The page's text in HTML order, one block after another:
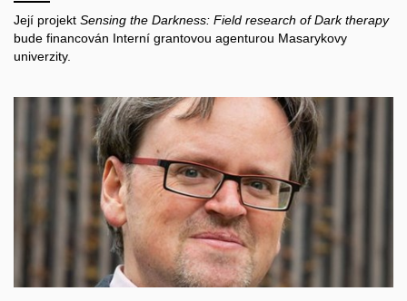
Její projekt Sensing the Darkness: Field research of Dark therapy
bude financován Interní grantovou agenturou Masarykovy
univerzity.